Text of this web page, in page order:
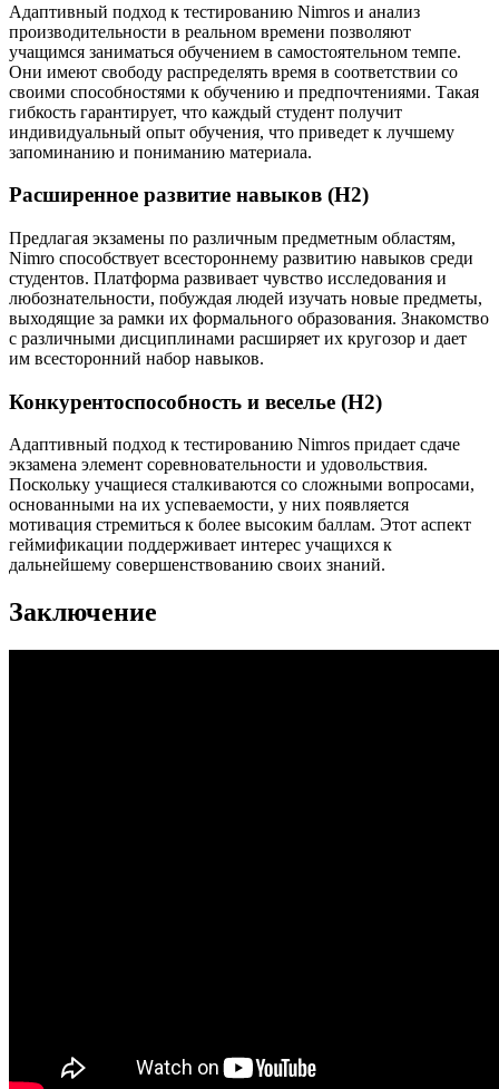
Адаптивный подход к тестированию Nimros и анализ
производительности в реальном времени позволяют
учащимся заниматься обучением в самостоятельном темпе.
Они имеют свободу распределять время в соответствии со
своими способностями к обучению и предпочтениями. Такая
гибкость гарантирует, что каждый студент получит
индивидуальный опыт обучения, что приведет к лучшему
запоминанию и пониманию материала.
Расширенное развитие навыков (H2)
Предлагая экзамены по различным предметным областям,
Nimro способствует всестороннему развитию навыков среди
студентов. Платформа развивает чувство исследования и
любознательности, побуждая людей изучать новые предметы,
выходящие за рамки их формального образования. Знакомство
с различными дисциплинами расширяет их кругозор и дает
им всесторонний набор навыков.
Конкурентоспособность и веселье (H2)
Адаптивный подход к тестированию Nimros придает сдаче
экзамена элемент соревновательности и удовольствия.
Поскольку учащиеся сталкиваются со сложными вопросами,
основанными на их успеваемости, у них появляется
мотивация стремиться к более высоким баллам. Этот аспект
геймификации поддерживает интерес учащихся к
дальнейшему совершенствованию своих знаний.
Заключение